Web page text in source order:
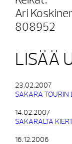
Ari
808952
LISÄÄ
23.02.2007
SAKARA TOURIN
14.02.2007
SAKARALTA
16.12.2006